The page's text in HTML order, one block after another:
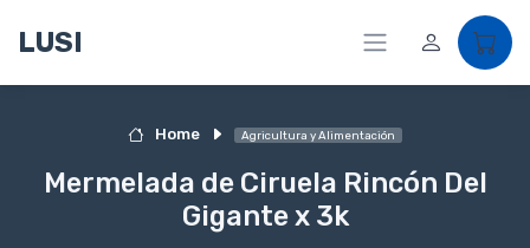
LUSI
Home Agricultura y Alimentación
Mermelada de Ciruela Rincón Del
Gigante x 3k